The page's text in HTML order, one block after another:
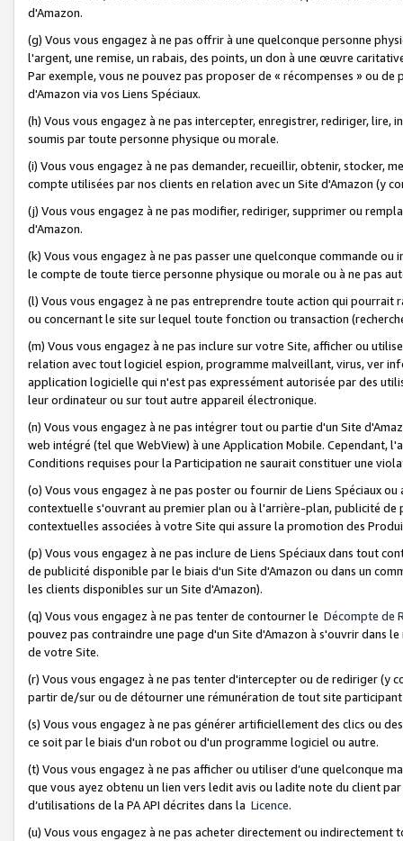
d'Amazon.
(g) Vous vous engagez à ne pas offrir à une quelconque personne
l'argent, une remise, un rabais, des points, un don à une œuvre
Par exemple, vous ne pouvez pas proposer de « récompenses » ou
d'Amazon via vos Liens Spéciaux.
(h) Vous vous engagez à ne pas intercepter, enregistrer, rediriger,
soumis par toute personne physique ou morale.
(i) Vous vous engagez à ne pas demander, recueillir, obtenir, stocker,
compte utilisées par nos clients en relation avec un Site d'Amazon (y
(j) Vous vous engagez à ne pas modifier, rediriger, supprimer ou
d'Amazon.
(k) Vous vous engagez à ne pas passer une quelconque commande
le compte de toute tierce personne physique ou morale ou à ne pas
(l) Vous vous engagez à ne pas entreprendre toute action qui
ou concernant le site sur lequel toute fonction ou transaction
(m) Vous vous engagez à ne pas inclure sur votre Site, afficher ou
relation avec tout logiciel espion, programme malveillant, virus, ver
application logicielle qui n'est pas expressément autorisée par des
leur ordinateur ou sur tout autre appareil électronique.
(n) Vous vous engagez à ne pas intégrer tout ou partie d'un Site
web intégré (tel que WebView) à une Application Mobile. Cependant,
Conditions requises pour la Participation ne saurait constituer une
(o) Vous vous engagez à ne pas poster ou fournir de Liens Spéciaux
contextuelle s'ouvrant au premier plan ou à l'arrière-plan, publicité
contextuelles associées à votre Site qui assure la promotion des
(p) Vous vous engagez à ne pas inclure de Liens Spéciaux dans tout
de publicité disponible par le biais d'un Site d'Amazon ou dans un
les clients disponibles sur un Site d'Amazon).
(q) Vous vous engagez à ne pas tenter de contourner le Décompte de
pouvez pas contraindre une page d'un Site d'Amazon à s'ouvrir dans
de votre Site.
(r) Vous vous engagez à ne pas tenter d'intercepter ou de rediriger
partir de/sur ou de détourner une rémunération de tout site
(s) Vous vous engagez à ne pas générer artificiellement des clics ou
ce soit par le biais d'un robot ou d'un programme logiciel ou autre.
(t) Vous vous engagez à ne pas afficher ou utiliser d’une quelconque
que vous ayez obtenu un lien vers ledit avis ou ladite note du client
d’utilisations de la PA API décrites dans la Licence.
(u) Vous vous engagez à ne pas acheter directement ou